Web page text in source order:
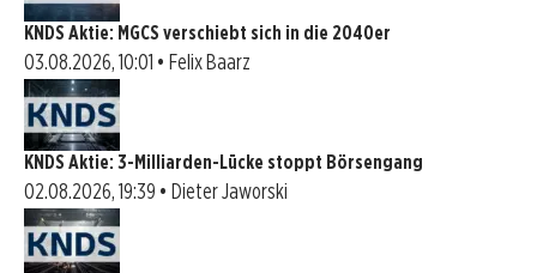
KNDS Aktie: MGCS verschiebt sich in die 2040er
03.08.2026, 10:01 • Felix Baarz
KNDS Aktie: 3-Milliarden-Lücke stoppt Börsengang
02.08.2026, 19:39 • Dieter Jaworski